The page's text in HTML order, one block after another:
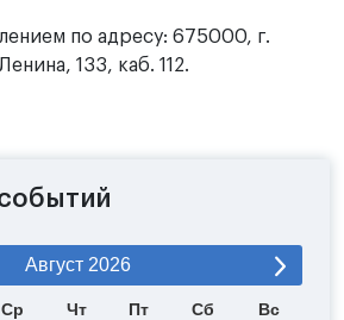
по адресу: 675000, г.
133, каб. 112.
Август 2026
Ср Чт Пт Сб Вс